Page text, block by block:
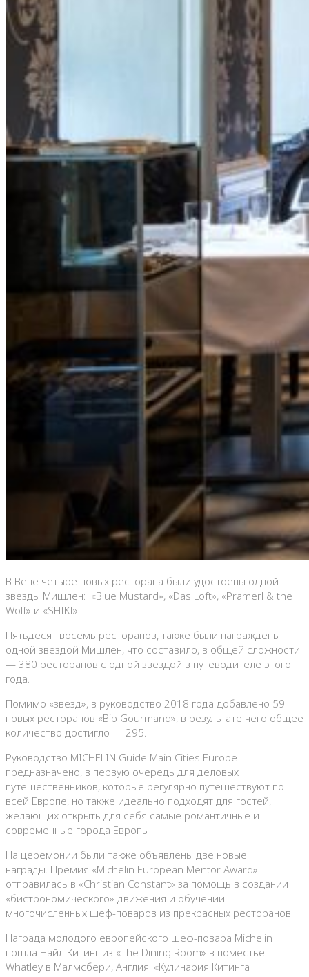
В Вене четыре новых ресторана были удостоены одной
звезды Мишлен: «Blue Mustard», «Das Loft», «Pramerl & the
Wolf» и «SHIKI».
Пятьдесят восемь ресторанов, также были награждены
одной звездой Мишлен, что составило, в общей сложности
— 380 ресторанов с одной звездой в путеводителе этого
года.
Помимо «звезд», в руководство 2018 года добавлено 59
новых ресторанов «Bib Gourmand», в результате чего общее
количество достигло — 295.
Руководство MICHELIN Guide Main Cities Europe
предназначено, в первую очередь для деловых
путешественников, которые регулярно путешествуют по
всей Европе, но также идеально подходят для гостей,
желающих открыть для себя самые романтичные и
современные города Европы.
На церемонии были также объявлены две новые
награды. Премия «Michelin European Mentor Award»
отправилась в «Christian Constant» за помощь в создании
«бистрономического» движения и обучении
многочисленных шеф-поваров из прекрасных ресторанов.
Награда молодого европейского шеф-повара Michelin
пошла Найл Китинг из «The Dining Room» в поместье
Whatley в Малмсбери, Англия. «Кулинария Китинга